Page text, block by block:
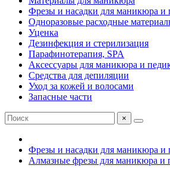
Фрезы и насадки для маникюра и
Одноразовые расходные
Уценка
Дезинфекция и стерилизация
Парафинотерапия, SPA
Аксессуары для маникюра и
Средства для депиляции
Уход за кожей и волосами
Запасные части
×
Фрезы и насадки для маникюра и
Алмазные фрезы для маникюра и